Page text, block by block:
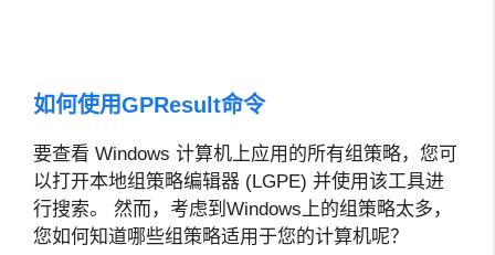
如何使用GPResult命令
要查看 Windows 计算机上应用的所有组策略，您可
以打开本地组策略编辑器 (LGPE) 并使用该工具进
行搜索。 然而，考虑到Windows上的组策略太多，
您如何知道哪些组策略适用于您的计算机呢？